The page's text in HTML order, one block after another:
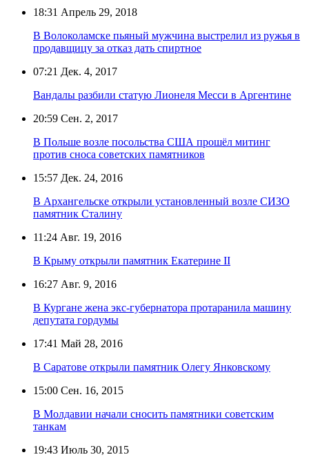
18:31 Апрель 29, 2018
В Волоколамске пьяный мужчина выстрелил из ружья в
продавщицу за отказ дать спиртное
07:21 Дек. 4, 2017
Вандалы разбили статую Лионеля Месси в Аргентине
20:59 Сен. 2, 2017
В Польше возле посольства США прошёл митинг
против сноса советских памятников
15:57 Дек. 24, 2016
В Архангельске открыли установленный возле СИЗО
памятник Сталину
11:24 Авг. 19, 2016
В Крыму открыли памятник Екатерине II
16:27 Авг. 9, 2016
В Кургане жена экс-губернатора протаранила машину
депутата гордумы
17:41 Май 28, 2016
В Саратове открыли памятник Олегу Янковскому
15:00 Сен. 16, 2015
В Молдавии начали сносить памятники советским
танкам
19:43 Июль 30, 2015